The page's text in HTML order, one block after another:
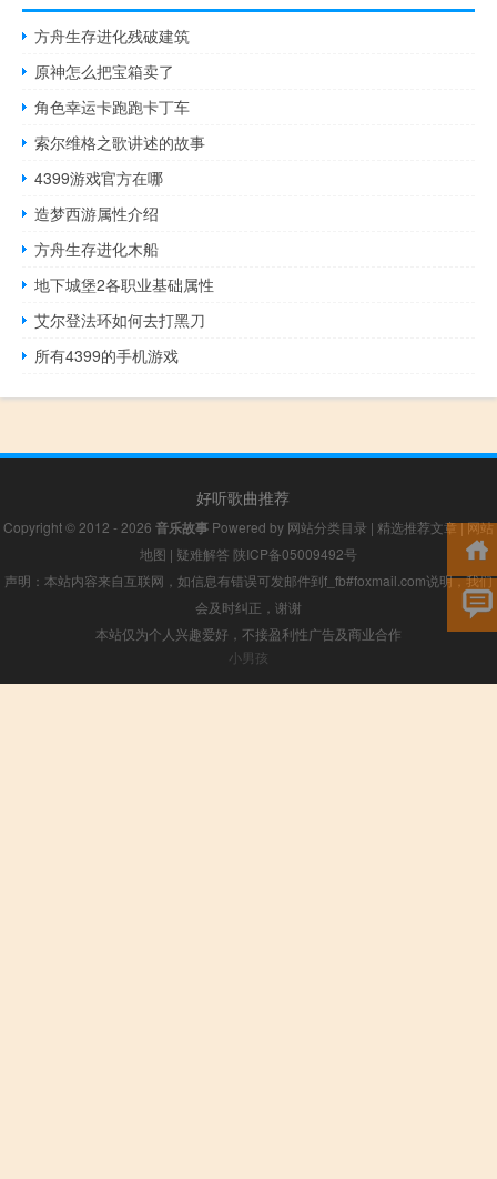
方舟生存进化残破建筑
原神怎么把宝箱卖了
角色幸运卡跑跑卡丁车
索尔维格之歌讲述的故事
4399游戏官方在哪
造梦西游属性介绍
方舟生存进化木船
地下城堡2各职业基础属性
艾尔登法环如何去打黑刀
所有4399的手机游戏
好听歌曲推荐
Copyright © 2012 - 2026 音乐故事 Powered by 网站分类目录 | 精选推荐文章|网站
地图 | 疑难解答 陕ICP备05009492号
声明：本站内容来自互联网，如信息有错误可发邮件到f_fb#foxmail.com说明，我们
会及时纠正，谢谢
本站仅为个人兴趣爱好，不接盈利性广告及商业合作
小男孩